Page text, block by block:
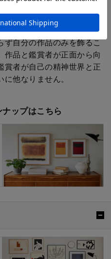
色彩のみで、宗教的とまで
独自の作風を確立しまし
などの展示の際には、同じ
ず自分の作品のみを飾るこ
作品と鑑賞者が正面から向
賞者が自己の精神世界と正
他なりません。
ップはこちら